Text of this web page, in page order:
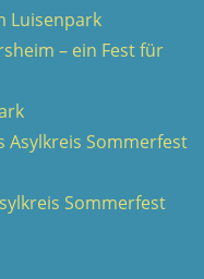
Luisenpark
– ein Fest für
Asylkreis Sommerfest
Sommerfest